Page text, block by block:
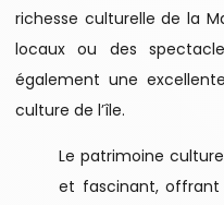
richesse culturelle de la
locaux ou des
également une
culture de l’île.
Le patrimoine
et fascinant, offrant